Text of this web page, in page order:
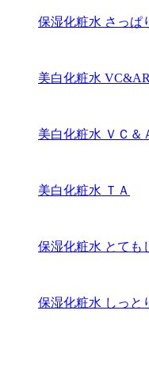
保湿化粧水 さっぱ
美白化粧水
美白化粧水 ＶＣ＆
美白化粧水 ＴＡ
保湿化粧水 とても
保湿化粧水 しっと